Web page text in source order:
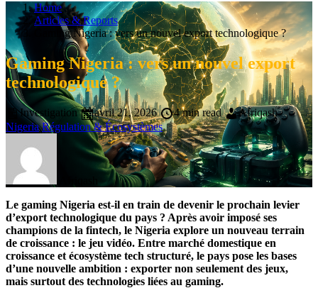
Home
Articles & Reports
Gaming Nigeria : vers un nouvel export technologique ?
Gaming Nigeria : vers un nouvel export
technologique ?
Investigation avril 21, 2026 4 min read
Afriqash
Nigeria Régulation & Écosystèmes
Le gaming Nigeria est-il en train de devenir le prochain levier
d’export technologique du pays ? Après avoir imposé ses
champions de la fintech, le Nigeria explore un nouveau terrain
de croissance : le jeu vidéo. Entre marché domestique en
croissance et écosystème tech structuré, le pays pose les bases
d’une nouvelle ambition : exporter non seulement des jeux,
mais surtout des technologies liées au gaming.